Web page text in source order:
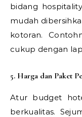
bidang
mudah
kotoran.
cukup dengan
5. Harga dan Paket
Atur budget
berkualitas.